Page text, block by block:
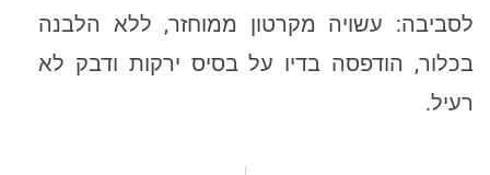
לסביבה: עשויה מקרטון ממוחזר, ללא הלבנה
בכלור, הודפסה בדיו על בסיס ירקות ודבק לא
רעיל.